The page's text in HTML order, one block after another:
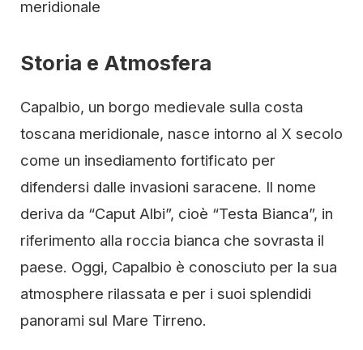
meridionale
Storia e Atmosfera
Capalbio, un borgo medievale sulla costa
toscana meridionale, nasce intorno al X secolo
come un insediamento fortificato per
difendersi dalle invasioni saracene. Il nome
deriva da “Caput Albi”, cioè “Testa Bianca”, in
riferimento alla roccia bianca che sovrasta il
paese. Oggi, Capalbio è conosciuto per la sua
atmosphere rilassata e per i suoi splendidi
panorami sul Mare Tirreno.